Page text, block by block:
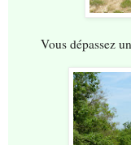
Vous dépassez